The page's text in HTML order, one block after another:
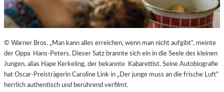
© Warner Bros. „Man kann alles erreichen, wenn man nicht aufgibt“, meinte
der Oppa Hans-Peters. Dieser Satz brannte sich ein in die Seele des kleinen
Jungen, alias Hape Kerkeling, der bekannte Kabarettist. Seine Autobiografie
hat Oscar-Preisträgerin Caroline Link in „Der junge muss an die frische Luft“
herrlich authentisch und berührend verfilmt.